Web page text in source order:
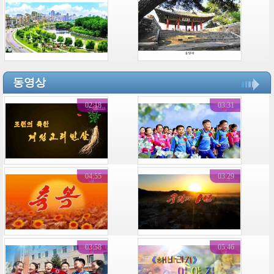
동영상
02:18 03:31
04:55 03:29
03:58 05:46